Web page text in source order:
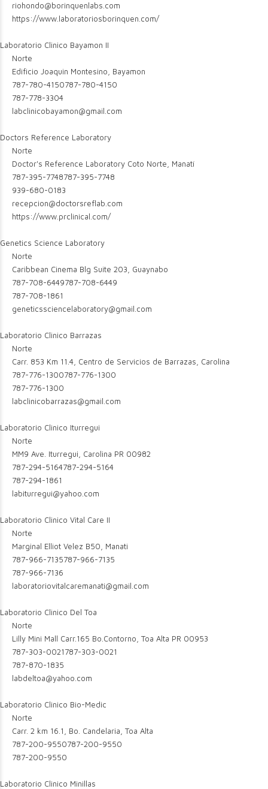
riohondo@borinquenlabs.com
https://www.laboratoriosborinquen.com/
Laboratorio Clinico Bayamon II
Norte
Edificio Joaquin Montesino, Bayamon
787-780-4150787-780-4150
787-778-3304
labclinicobayamon@gmail.com
Doctors Reference Laboratory
Norte
Doctor's Reference Laboratory Coto Norte, Manatí
787-395-7748787-395-7748
939-680-0183
recepcion@doctorsreflab.com
https://www.prclinical.com/
Genetics Science Laboratory
Norte
Caribbean Cinema Blg Suite 203, Guaynabo
787-708-6449787-708-6449
787-708-1861
geneticssciencelaboratory@gmail.com
Laboratorio Clinico Barrazas
Norte
Carr. 853 Km 11.4, Centro de Servicios de Barrazas, Carolina
787-776-1300787-776-1300
787-776-1300
labclinicobarrazas@gmail.com
Laboratorio Clinico Iturregui
Norte
MM9 Ave. Iturregui, Carolina PR 00982
787-294-5164787-294-5164
787-294-1861
labiturregui@yahoo.com
Laboratorio Clinico Vital Care II
Norte
Marginal Elliot Velez B50, Manati
787-966-7135787-966-7135
787-966-7136
laboratoriovitalcaremanati@gmail.com
Laboratorio Clinico Del Toa
Norte
Lilly Mini Mall Carr.165 Bo.Contorno, Toa Alta PR 00953
787-303-0021787-303-0021
787-870-1835
labdeltoa@yahoo.com
Laboratorio Clinico Bio-Medic
Norte
Carr. 2 km 16.1, Bo. Candelaria, Toa Alta
787-200-9550787-200-9550
787-200-9550
Laboratorio Clinico Minillas